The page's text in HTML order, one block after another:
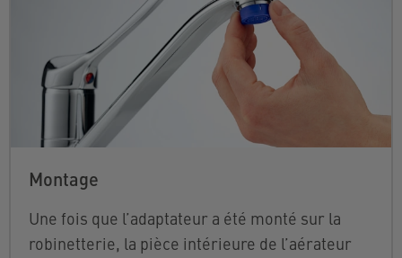
Montage
Une fois que l’adaptateur a été monté sur la
robinetterie, la pièce intérieure de l’aérateur